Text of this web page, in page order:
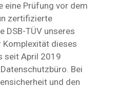
eine Prüfung vor dem
zertifizierte
DSB-TÜV unseres
dieses
seit April 2019
Bei
und den